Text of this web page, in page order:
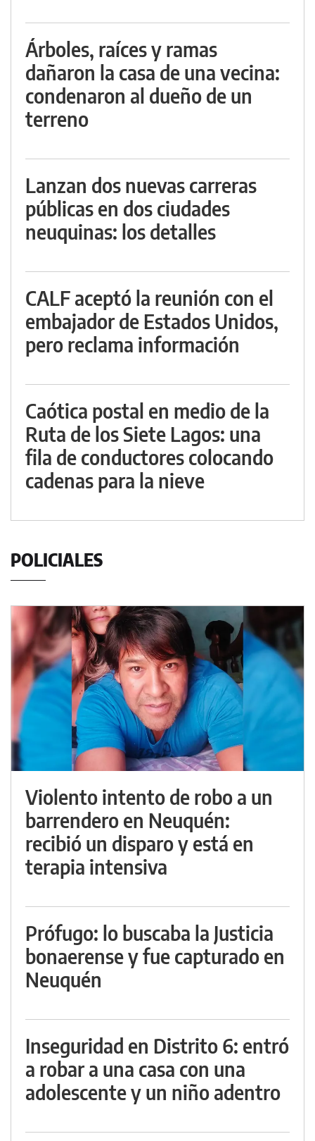
Árboles, raíces y ramas
dañaron la casa de una vecina:
condenaron al dueño de un
terreno
Lanzan dos nuevas carreras
públicas en dos ciudades
neuquinas: los detalles
CALF aceptó la reunión con el
embajador de Estados Unidos,
pero reclama información
Caótica postal en medio de la
Ruta de los Siete Lagos: una
fila de conductores colocando
cadenas para la nieve
POLICIALES
Violento intento de robo a un
barrendero en Neuquén:
recibió un disparo y está en
terapia intensiva
Prófugo: lo buscaba la Justicia
bonaerense y fue capturado en
Neuquén
Inseguridad en Distrito 6: entró
a robar a una casa con una
adolescente y un niño adentro